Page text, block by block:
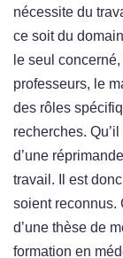
nécessite du
ce soit du
le seul
professeurs, le
des rôles
recherches.
d’une
travail. Il est
soient reconnus.
d’une thèse de
formation en